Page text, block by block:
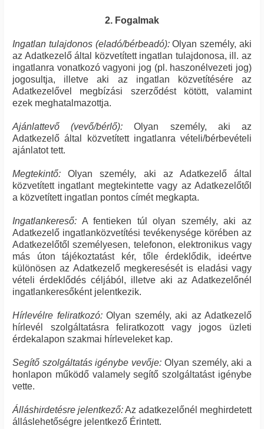
2. Fogalmak
Ingatlan tulajdonos (eladó/bérbeadó):Olyan személy, aki
az Adatkezelő által közvetített ingatlan tulajdonosa, ill. az
ingatlanra vonatkozó vagyoni jog (pl. haszonélvezeti jog)
jogosultja, illetve aki az ingatlan közvetítésére az
Adatkezelővel megbízási szerződést kötött, valamint
ezek meghatalmazottja.
Ajánlattevő (vevő/bérlő): Olyan személy, aki az
Adatkezelő által közvetített ingatlanra vételi/bérbevételi
ajánlatot tett.
Megtekintő: Olyan személy, aki az Adatkezelő által
közvetített ingatlant megtekintette vagy az Adatkezelőtől
a közvetített ingatlan pontos címét megkapta.
Ingatlankereső: A fentieken túl olyan személy, aki az
Adatkezelő ingatlanközvetítési tevékenysége körében az
Adatkezelőtől személyesen, telefonon, elektronikus vagy
más úton tájékoztatást kér, tőle érdeklődik, ideértve
különösen az Adatkezelő megkeresését is eladási vagy
vételi érdeklődés céljából, illetve aki az Adatkezelőnél
ingatlankeresőként jelentkezik.
Hírlevélre feliratkozó:Olyan személy, aki az Adatkezelő
hírlevél szolgáltatásra feliratkozott vagy jogos üzleti
érdekalapon szakmai hírleveleket kap.
Segítő szolgáltatás igénybe vevője: Olyan személy, aki a
honlapon működő valamely segítő szolgáltatást igénybe
vette.
Álláshirdetésre jelentkező:Az adatkezelőnél meghirdetett
álláslehetőségre jelentkező Érintett.